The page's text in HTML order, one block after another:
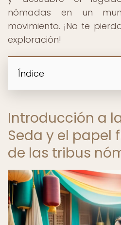
nómadas en un
movimiento. ¡No te
exploración!
Índice
Introducción a
Seda y el papel
de las tribus